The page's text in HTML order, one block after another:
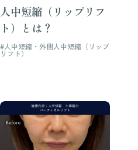
人中短縮（リップリフ
ト）とは？
#人中短縮・外側人中短縮（リップ
リフト）